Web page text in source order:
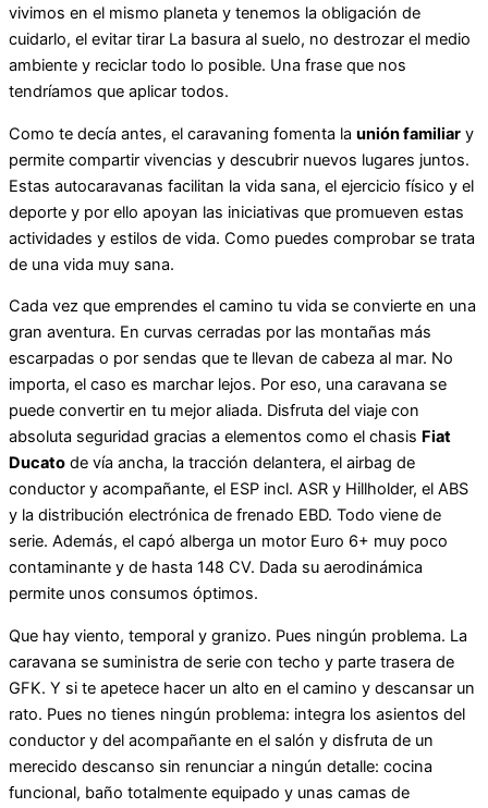
vivimos en el mismo planeta y tenemos la obligación de
cuidarlo, el evitar tirar La basura al suelo, no destrozar el medio
ambiente y reciclar todo lo posible. Una frase que nos
tendríamos que aplicar todos.
Como te decía antes, el caravaning fomenta la unión familiar y
permite compartir vivencias y descubrir nuevos lugares juntos.
Estas autocaravanas facilitan la vida sana, el ejercicio físico y el
deporte y por ello apoyan las iniciativas que promueven estas
actividades y estilos de vida. Como puedes comprobar se trata
de una vida muy sana.
Cada vez que emprendes el camino tu vida se convierte en una
gran aventura. En curvas cerradas por las montañas más
escarpadas o por sendas que te llevan de cabeza al mar. No
importa, el caso es marchar lejos. Por eso, una caravana se
puede convertir en tu mejor aliada. Disfruta del viaje con
absoluta seguridad gracias a elementos como el chasis Fiat
Ducato de vía ancha, la tracción delantera, el airbag de
conductor y acompañante, el ESP incl. ASR y Hillholder, el ABS
y la distribución electrónica de frenado EBD. Todo viene de
serie. Además, el capó alberga un motor Euro 6+ muy poco
contaminante y de hasta 148 CV. Dada su aerodinámica
permite unos consumos óptimos.
Que hay viento, temporal y granizo. Pues ningún problema. La
caravana se suministra de serie con techo y parte trasera de
GFK. Y si te apetece hacer un alto en el camino y descansar un
rato. Pues no tienes ningún problema: integra los asientos del
conductor y del acompañante en el salón y disfruta de un
merecido descanso sin renunciar a ningún detalle: cocina
funcional, baño totalmente equipado y unas camas de